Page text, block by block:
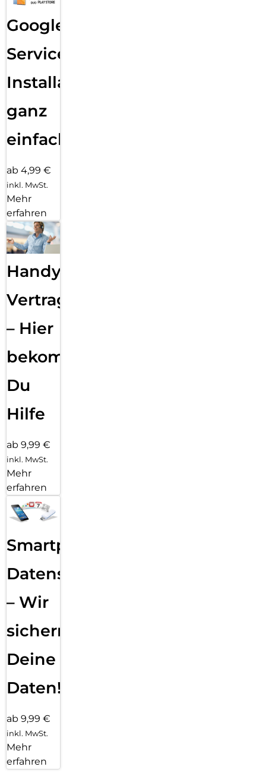
Google
Services
Installation
ganz
einfach
ab 4,99 €
inkl. MwSt.
Mehr
erfahren
Handy
Vertragsabwicklung
– Hier
bekommst
Du
Hilfe
ab 9,99 €
inkl. MwSt.
Mehr
erfahren
Smartphone
Datensicherung
– Wir
sichern
Deine
Daten!
ab 9,99 €
inkl. MwSt.
Mehr
erfahren